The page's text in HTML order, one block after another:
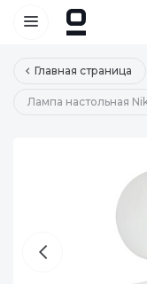
Главная страница
Лампа настольная